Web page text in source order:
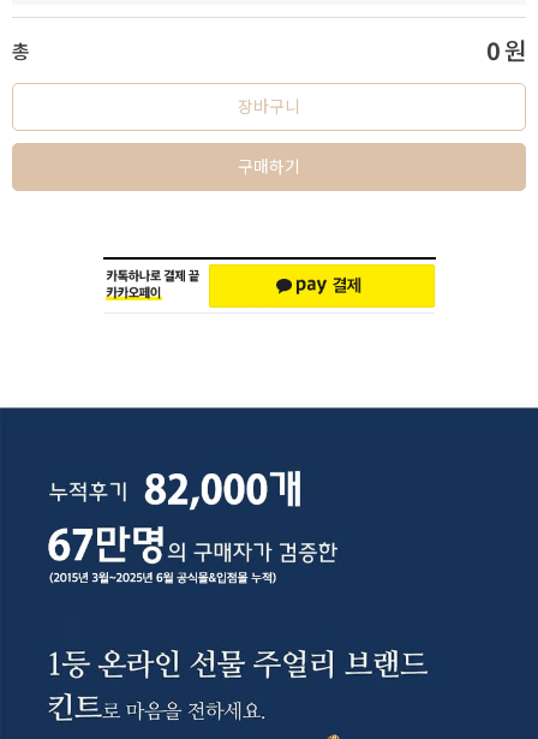
총 0원
장바구니
구매하기